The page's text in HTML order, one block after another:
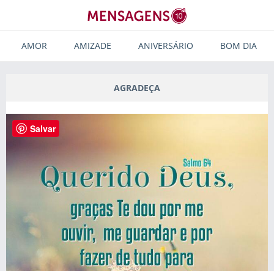
AMOR AMIZADE ANIVERSÁRIO BOM DIA
AGRADEÇA
Salvar